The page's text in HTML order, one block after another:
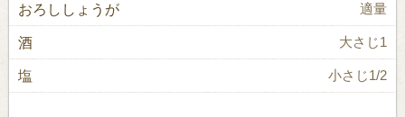
おろししょうが 適量
酒 大さじ1
塩 小さじ1/2